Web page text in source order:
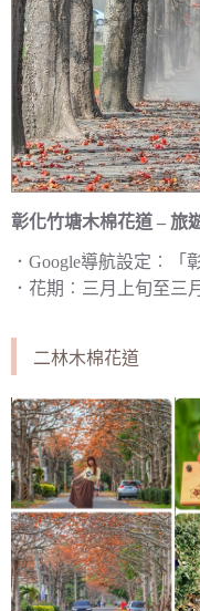
彰化竹塘木棉花道 – 旅
．Google導航設定︰「
．花期︰三月上旬至三
二林木棉花道